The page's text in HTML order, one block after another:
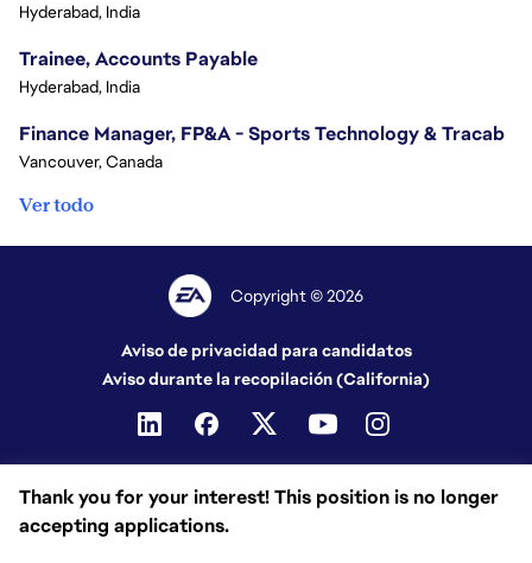
Thank you for your interest! This position is no longer
accepting applications.
Hyderabad, India
Trainee, Accounts Payable
Hyderabad, India
Finance Manager, FP&A - Sports Technology & Tracab
Vancouver, Canada
Ver todo
Copyright © 2026
Aviso de privacidad para candidatos
Aviso durante la recopilación (California)